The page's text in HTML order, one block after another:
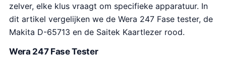
zelver, elke klus vraagt om specifieke apparatuur. In
dit artikel vergelijken we de Wera 247 Fase tester, de
Makita D-65713 en de Saitek Kaartlezer rood.
Wera 247 Fase Tester